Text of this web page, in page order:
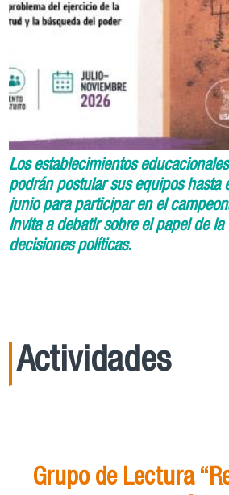
Los establecimientos
podrán postular sus equipos hasta
junio para participar en el
invita a debatir sobre el papel de la
decisiones políticas.
Actividades
Grupo de Lectura